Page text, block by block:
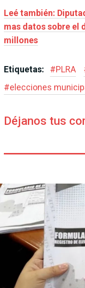
Leé también:
mas datos sobre el
millones
Etiquetas: #PLRA
#elecciones
Déjanos tus